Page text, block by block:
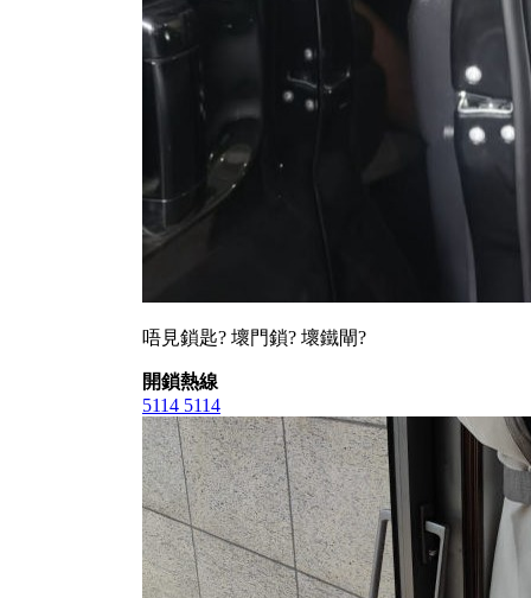
唔見鎖匙? 壞門鎖? 壞鐵閘?
開鎖熱線
5114 5114